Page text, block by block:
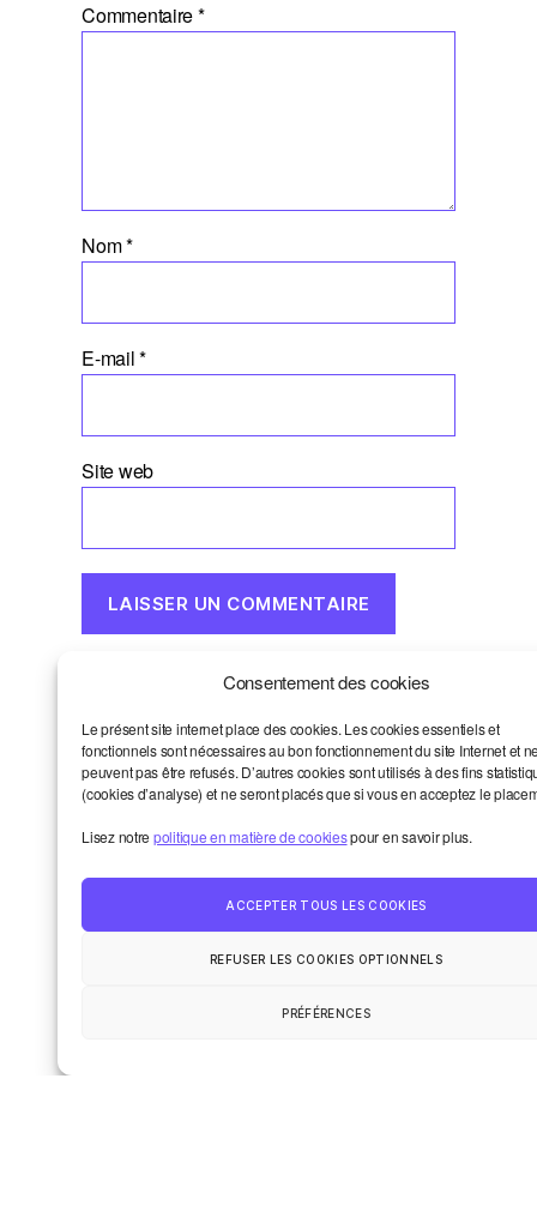
Consentement des cookies
Le présent site internet place des cookies. Les cookies essentiels et
fonctionnels sont nécessaires au bon fonctionnement du site Internet et
peuvent pas être refusés. D’autres cookies sont utilisés à des fins
(cookies d’analyse) et ne seront placés que si vous en acceptez le
Lisez notre politique en matière de cookiespour en savoir plus.
ACCEPTER TOUS LES COOKIES
REFUSER LES COOKIES OPTIONNELS
PRÉFÉRENCES
Commentaire*
Nom*
E-mail*
Site web
Dernières chroniques
Propulser vos sujets au conseil
d’administration de Smart? Oui!
L’aventure collective: les chiffres
concrets de 2025
Et si vous étiez notre prochain·e
formateur·ice? 8 thématiques
Let’s coop! Résultats du vote, replay,